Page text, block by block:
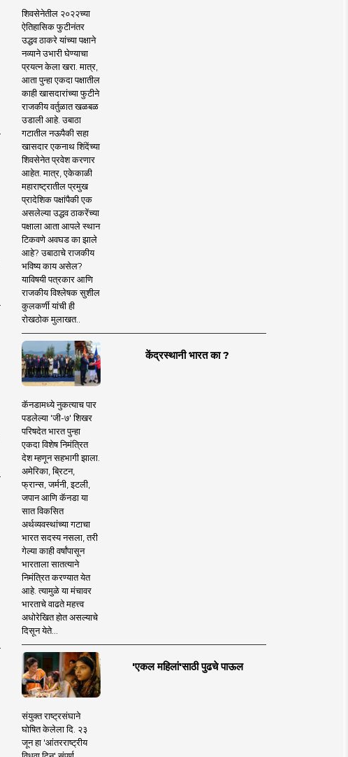
शिवसेनेतील २०२२च्या
ऐतिहासिक फुटीनंतर
उद्धव ठाकरे यांच्या पक्षाने
नव्याने उभारी घेण्याचा
प्रयत्न केला खरा. मात्र,
आता पुन्हा एकदा पक्षातील
काही खासदारांच्या फुटीने
राजकीय वर्तुळात खळबळ
उडाली आहे. उबाठा
गटातील नऊपैकी सहा
खासदार एकनाथ शिंदेंच्या
शिवसेनेत प्रवेश करणार
आहेत. मात्र, एकेकाळी
महाराष्ट्रातील प्रमुख
प्रादेशिक पक्षांपैकी एक
असलेल्या उद्धव ठाकरेंच्या
पक्षाला आता आपले स्थान
टिकवणे अवघड का झाले
आहे? उबाठाचे राजकीय
भविष्य काय असेल?
याविषयी पत्रकार आणि
राजकीय विश्लेषक सुशील
कुलकर्णी यांची ही
रोखठोक मुलाखत..
केंद्रस्थानी भारत का ?
कॅनडामध्ये नुकत्याच पार
पडलेल्या 'जी-७' शिखर
परिषदेत भारत पुन्हा
एकदा विशेष निमंत्रित
देश म्हणून सहभागी झाला.
अमेरिका, ब्रिटन,
फ्रान्स, जर्मनी, इटली,
जपान आणि कॅनडा या
सात विकसित
अर्थव्यवस्थांच्या गटाचा
भारत सदस्य नसला, तरी
गेल्या काही वर्षांपासून
भारताला सातत्याने
निमंत्रित करण्यात येत
आहे. त्यामुळे या मंचावर
भारताचे वाढते महत्त्व
अधोरेखित होत असल्याचे
दिसून येते...
'एकल महिलां'साठी पुढचे पाऊल
संयुक्त राष्ट्रसंघाने
घोषित केलेला दि. २३
जून हा 'आंतरराष्ट्रीय